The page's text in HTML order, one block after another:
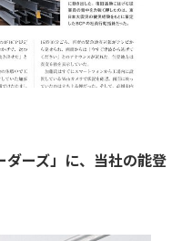
ダーズ」に、当社の能登